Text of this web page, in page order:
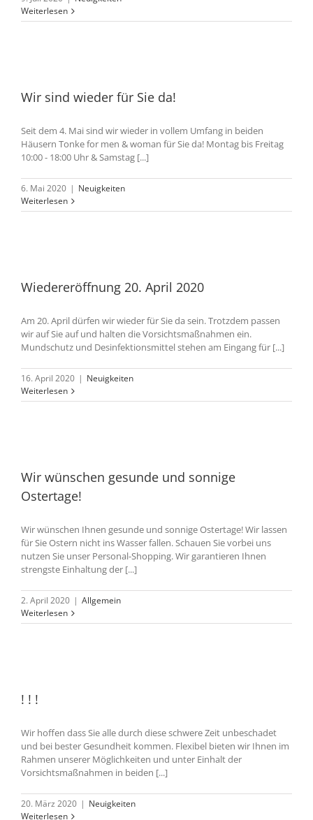
Weiterlesen
Wir sind wieder für Sie da!
Seit dem 4. Mai sind wir wieder in vollem Umfang in beiden
Häusern Tonke for men & woman für Sie da! Montag bis Freitag
10:00 - 18:00 Uhr & Samstag [...]
6. Mai 2020 | Neuigkeiten
Weiterlesen
Wiedereröffnung 20. April 2020
Am 20. April dürfen wir wieder für Sie da sein. Trotzdem passen
wir auf Sie auf und halten die Vorsichtsmaßnahmen ein.
Mundschutz und Desinfektionsmittel stehen am Eingang für [...]
16. April 2020 | Neuigkeiten
Weiterlesen
Wir wünschen gesunde und sonnige
Ostertage!
Wir wünschen Ihnen gesunde und sonnige Ostertage! Wir lassen
für Sie Ostern nicht ins Wasser fallen. Schauen Sie vorbei uns
nutzen Sie unser Personal-Shopping. Wir garantieren Ihnen
strengste Einhaltung der [...]
2. April 2020 | Allgemein
Weiterlesen
! ! !
Wir hoffen dass Sie alle durch diese schwere Zeit unbeschadet
und bei bester Gesundheit kommen. Flexibel bieten wir Ihnen im
Rahmen unserer Möglichkeiten und unter Einhalt der
Vorsichtsmaßnahmen in beiden [...]
20. März 2020 | Neuigkeiten
Weiterlesen